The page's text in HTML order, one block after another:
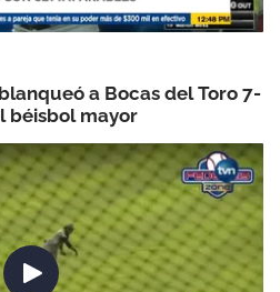
a Bocas del Toro 7-
béisbol mayor